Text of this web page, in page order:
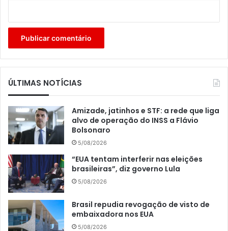
ÚLTIMAS NOTÍCIAS
Amizade, jatinhos e STF: a rede que liga
alvo de operação do INSS a Flávio
Bolsonaro
5/08/2026
“EUA tentam interferir nas eleições
brasileiras”, diz governo Lula
5/08/2026
Brasil repudia revogação de visto de
embaixadora nos EUA
5/08/2026